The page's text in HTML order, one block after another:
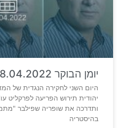
יומן הבוקר 28.04.2022
היום השני לחקירה הנגדית של
יהודית תירוש הפריעה לפרקליט
ותדרכה את שופריה שפילבר
בהיסטריה